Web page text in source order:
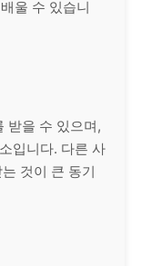
울 수 있습니
받을 수 있으며,
입니다. 다른 사
것이 큰 동기